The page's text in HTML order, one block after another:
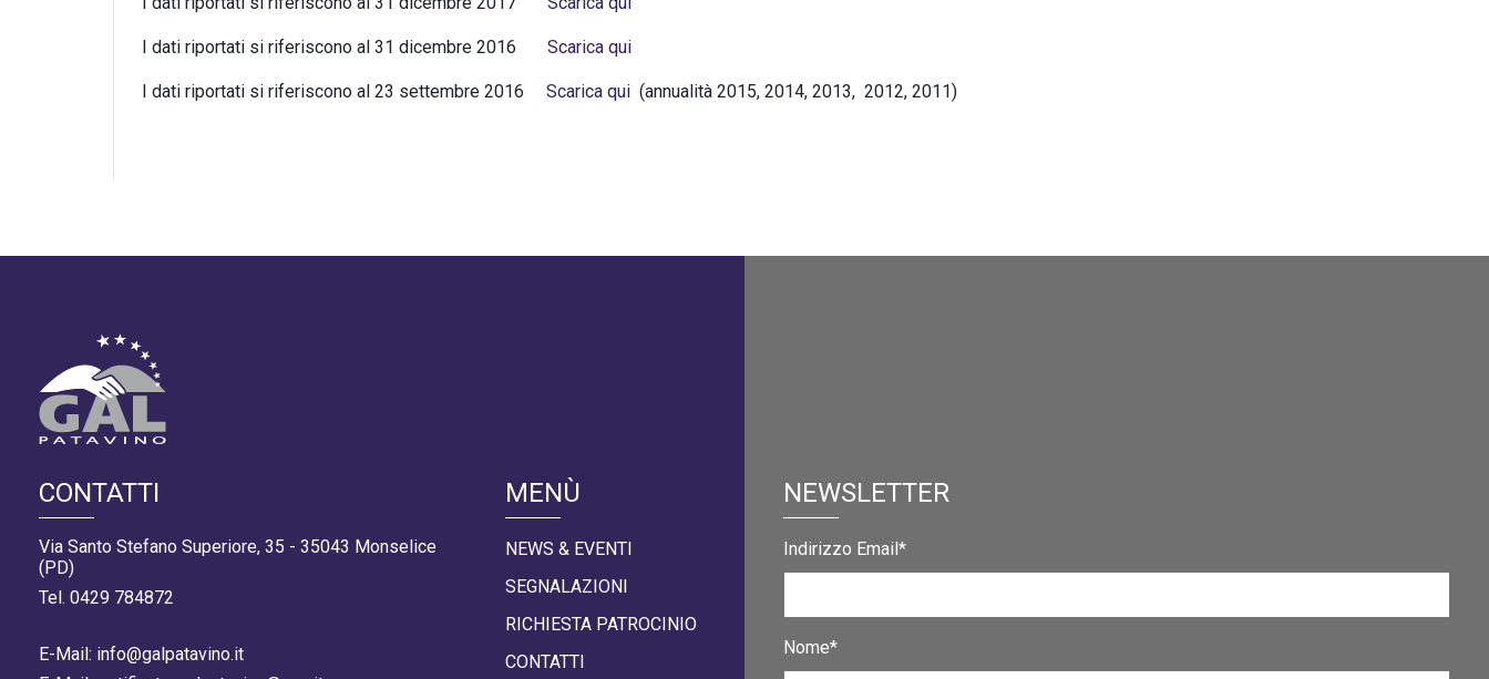
I dati riportati si riferiscono al 31 dicembre 2016 Scarica qui
I dati riportati si riferiscono al 23 settembre 2016 Scarica qui (annualità 2015, 2014, 2013, 2012, 2011)
CONTATTI
Via Santo Stefano Superiore, 35 - 35043 Monselice
(PD)
Tel. 0429 784872
E-Mail: info@galpatavino.it
MENÙ
NEWS & EVENTI
SEGNALAZIONI
RICHIESTA PATROCINIO
CONTATTI
NEWSLETTER
Indirizzo Email*
Nome*